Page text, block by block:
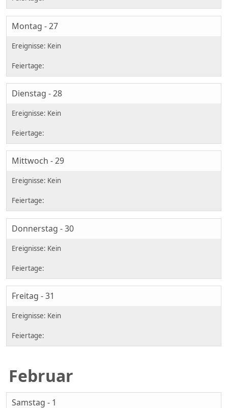
Montag - 27
Dienstag - 28
Mittwoch - 29
Donnerstag - 30
Freitag - 31
Februar
Samstag - 1